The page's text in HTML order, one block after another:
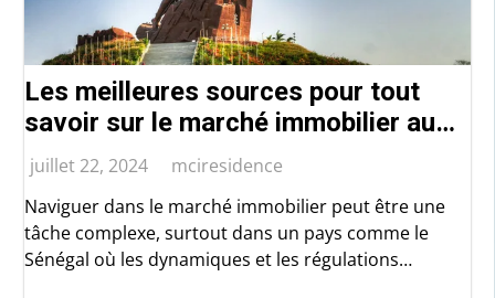
Les meilleures sources pour tout
savoir sur le marché immobilier au
Sénégal
juillet 22, 2024
mciresidence
Naviguer dans le marché immobilier peut être une
tâche complexe, surtout dans un pays comme le
Sénégal où les dynamiques et les régulations